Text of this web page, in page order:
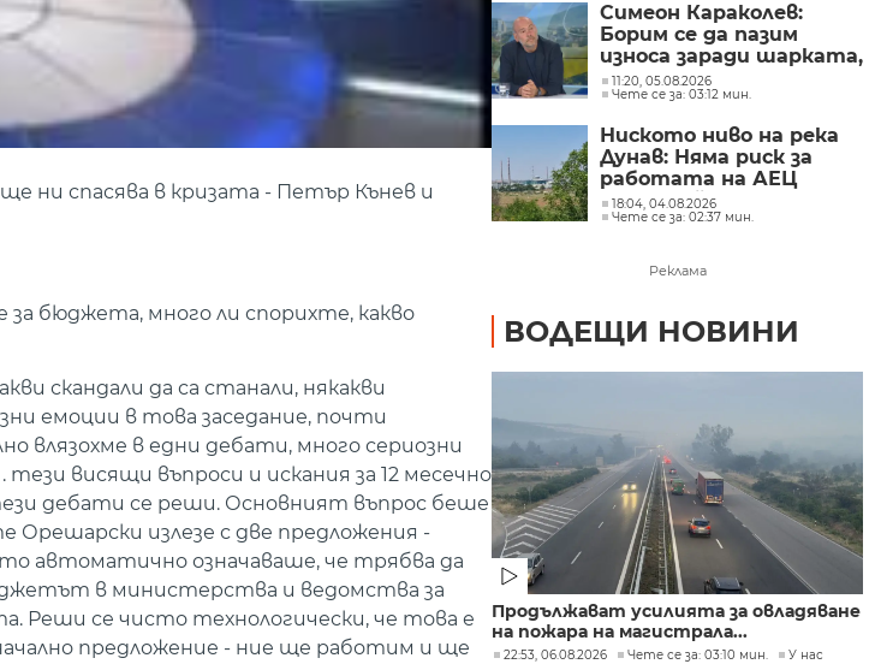
ни спасява в кризата - Петър Кънев и
бюджета, много ли спорихте, какво
скандали да са станали, някакви
емоции в това заседание, почти
влязохме в едни дебати, много сериозни
висящи въпроси и искания за 12 месечно
дебати се реши. Основният въпрос беше
излезе с две предложения -
автоматично означаваше, че трябва да
в министерства и ведомства за
Реши се чисто технологически, че това е
предложение - ние ще работим и ще
Симеон Караколев:
Борим се да пазим
износа заради шарката,
а продаваме навън
сиренето по 6 евро,
тук го купуваме по 15-
18 евро
11:20, 05.08.2026
Чете се за: 03:12 мин.
Ниското ниво на река
Дунав: Няма риск за
работата на АЕЦ
"Козлодуй"
18:04, 04.08.2026
Чете се за: 02:37 мин.
Реклама
ВОДЕЩИ НОВИНИ
Продължават усилията за овладяване
на пожара на магистрала...
22:53, 06.08.2026 Чете се за: 03:10 мин. У нас